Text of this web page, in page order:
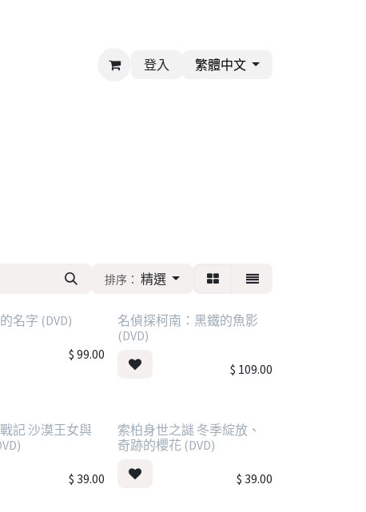
登入 繁體中文
排序： 精選
名字 (DVD)
$ 99.00
名偵探柯南：黑鐵的魚影
(DVD)
$ 109.00
記 沙漠王女與
$ 39.00
索柏身世之謎 冬季綻放、
奇跡的櫻花 (DVD)
$ 39.00